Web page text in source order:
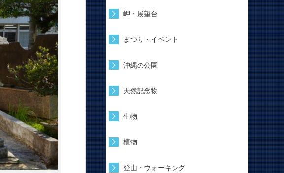
岬・展望台
まつり・イベント
沖縄の公園
天然記念物
生物
植物
登山・ウォーキング